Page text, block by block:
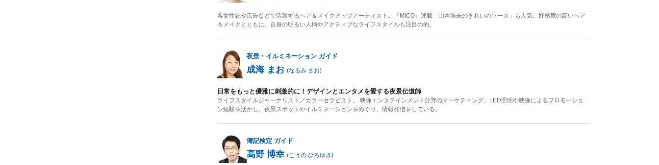
各女性誌や広告などで活躍するヘア＆メイクアップアーティスト。『MICO』連載「山本浩未のきれいのソース」も人気。好感度の高いヘア
＆メイクとともに、自身の明るい人柄やアクティブなライフスタイルも注目の的。
夜景・イルミネーション ガイド
成海 まお (なるみ まお)
日常をもっと優雅に刺激的に！デザインとエンタメを愛する夜景伝道師
ライフスタイルジャーナリスト／カラーセラピスト。 映像エンタテインメント分野のマーケティング、LED照明や映像によるプロモーショ
ン経験を活かし、夜景スポットやイルミネーションをめぐり、情報発信をしている。
簿記検定 ガイド
高野 博幸 ( こうの ひろゆき)